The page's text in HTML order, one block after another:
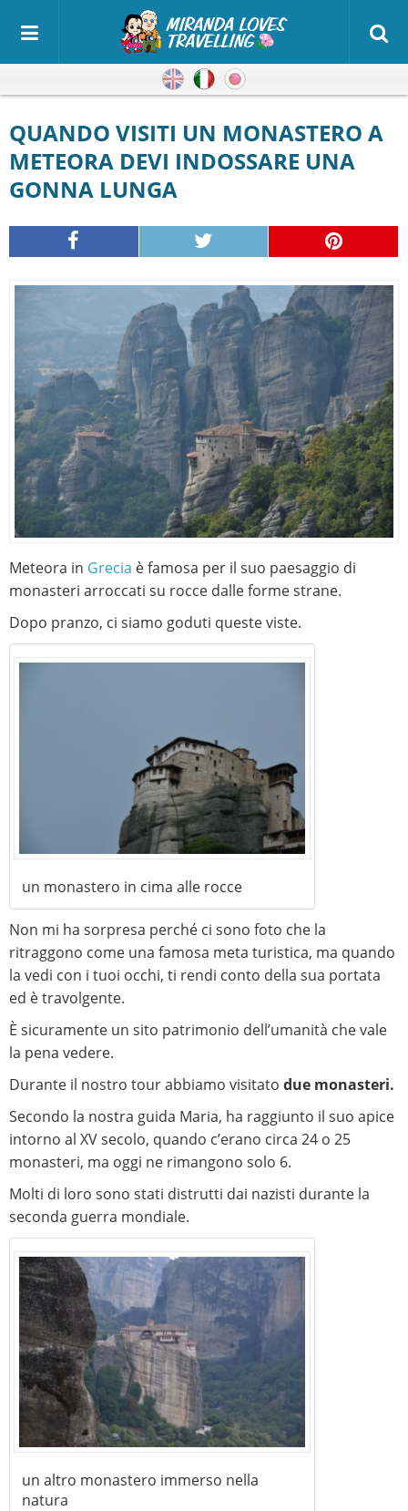
IngleseItaliano
QUANDO VISITI UN MONASTERO A
METEORA DEVI INDOSSARE UNA
GONNA LUNGA
Meteora in Grecia è famosa per il suo paesaggio di
monasteri arroccati su rocce dalle forme strane.
Dopo pranzo, ci siamo goduti queste viste.
un monastero in cima alle rocce
Non mi ha sorpresa perché ci sono foto che la
ritraggono come una famosa meta turistica, ma quando
la vedi con i tuoi occhi, ti rendi conto della sua portata
ed è travolgente.
È sicuramente un sito patrimonio dell’umanità che vale
la pena vedere.
Durante il nostro tour abbiamo visitato due monasteri.
Secondo la nostra guida Maria, ha raggiunto il suo apice
intorno al XV secolo, quando c’erano circa 24 o 25
monasteri, ma oggi ne rimangono solo 6.
Molti di loro sono stati distrutti dai nazisti durante la
seconda guerra mondiale.
un altro monastero immerso nella
natura